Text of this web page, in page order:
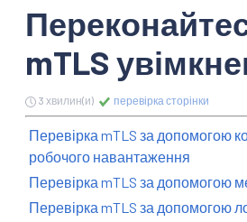
mTLS
3 хвилин(и) перевірка сторінки
Перевірка mTLS за допомогою
робочого навантаження
Перевірка mTLS за допомогою
Перевірка mTLS за допомогою